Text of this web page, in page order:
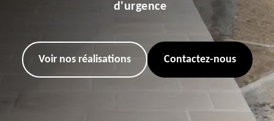
d'urgence
Voir nos réalisations Contactez-nous